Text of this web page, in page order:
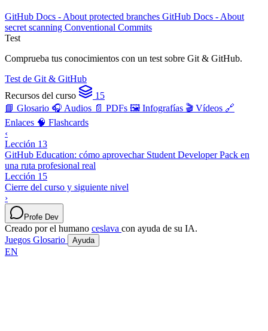
GitHub Docs - About protected branches GitHub Docs - About
secret scanning Conventional Commits
Test
Comprueba tus conocimientos con un test sobre Git & GitHub.
Test de Git & GitHub
Recursos del curso
15
📘 Glosario 🎧 Audios 📄 PDFs 🖼️ Infografías 🎬 Vídeos 🔗
Enlaces 🧠 Flashcards
‹
Lección 13
GitHub Education: cómo aprovechar Student Developer Pack en
una ruta profesional real
Lección 15
Cierre del curso y siguiente nivel
›
Profe Dev
Creado por el humano ceslava con ayuda de su IA.
Juegos Glosario Ayuda
EN